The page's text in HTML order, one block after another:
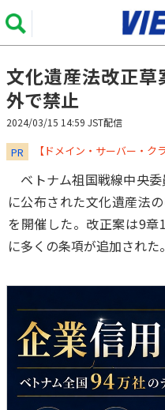
文化遺産法改正草
外で禁止
2024/03/15 14:59 JST配信
PR 【ドメイン・サーバー・ク
ベトナム祖国戦線中央
に公布された文化遺産法
を開催した。改正案は9
に多くの条項が追加された